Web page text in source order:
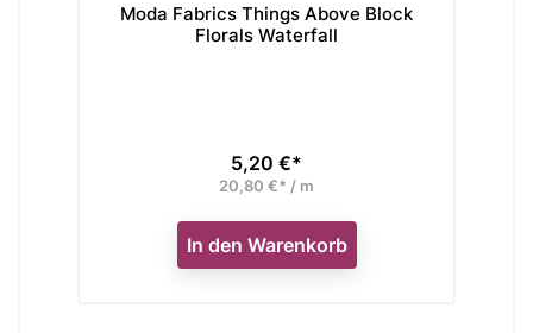
Moda Fabrics Things Above Block
Florals Waterfall
Preis
5,20 €*
20,80 €* / m
In den Warenkorb